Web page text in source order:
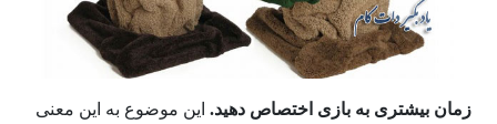
زمان بیشتری به بازی اختصاص دهید.این موضوع به این معنی